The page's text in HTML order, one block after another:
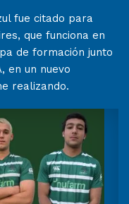
fue citado para
que funciona en
de formación junto
en un nuevo
realizando.